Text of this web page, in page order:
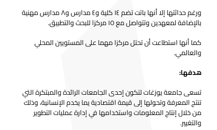
ورغم حداثتها إلا أنها باتت تضم ١٤ كلية و٤ مدارس و٨ مدارس مهنية
بالإضافة لمعهدين وتتواصل مع ١٥ مركزا للبحث والتطبيق.
كما أنها استطاعت أن تحتل مركزا مهما على المستويين المحلي
والعالمي.
هدفها:
تسعى جامعة يوزغات لتكون إحدى الجامعات الرائدة والمبتكرة التي
تنتج المعرفة وتحولها إلى قيمة اقتصادية يما يخدم الإنسانية، وذلك
من خلال إنتاج المعلومات واستخدامها في إدارة عمليات التطوير
والتغيير.